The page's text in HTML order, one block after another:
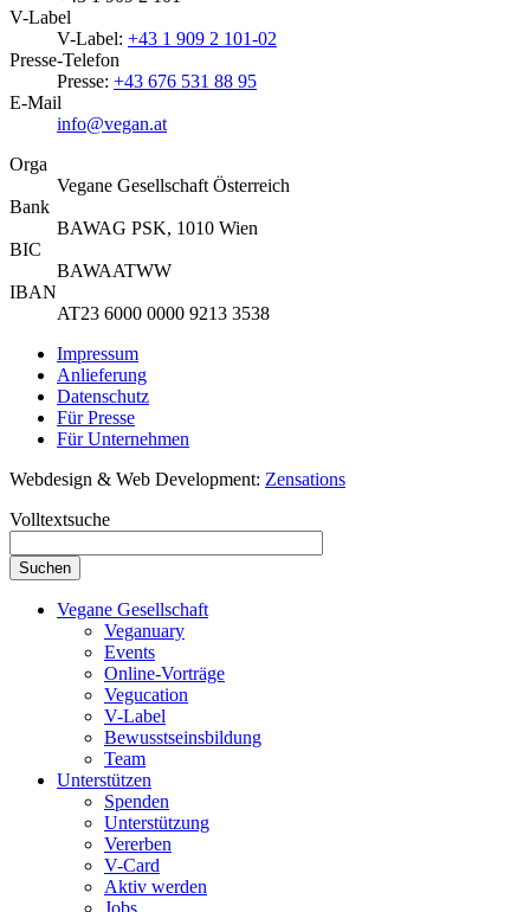
V-Label
V-Label: +43 1 909 2 101-02
Presse-Telefon
Presse: +43 676 531 88 95
E-Mail
info@vegan.at
Orga
Vegane Gesellschaft Österreich
Bank
BAWAG PSK, 1010 Wien
BIC
BAWAATWW
IBAN
AT23 6000 0000 9213 3538
Impressum
Anlieferung
Datenschutz
Für Presse
Für Unternehmen
Webdesign & Web Development: Zensations
Volltextsuche
Vegane Gesellschaft
Veganuary
Events
Online-Vorträge
Vegucation
V-Label
Bewusstseinsbildung
Team
Unterstützen
Spenden
Unterstützung
Vererben
V-Card
Aktiv werden
Jobs